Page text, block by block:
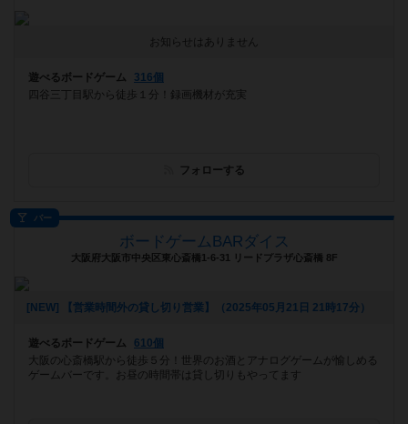
お知らせはありません
遊べるボードゲーム
316個
四谷三丁目駅から徒歩１分！録画機材が充実
フォローする
バー
ボードゲームBARダイス
大阪府大阪市中央区東心斎橋1-6-31 リードプラザ心斎橋 8F
[NEW] 【営業時間外の貸し切り営業】（2025年05月21日 21時17分）
遊べるボードゲーム
610個
大阪の心斎橋駅から徒歩５分！世界のお酒とアナログゲームが愉しめる
ゲームバーです。お昼の時間帯は貸し切りもやってます